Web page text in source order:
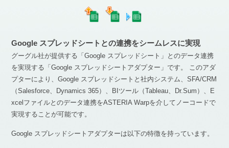
Google スプレッドシートとの連携をシームレスに実現
グーグル社が提供する「Google スプレッドシート」とのデータ連携
を実現する「Google スプレッドシートアダプター」です。 このアダ
プターにより、Google スプレッドシートと社内システム、SFA/CRM
（Salesforce、Dynamics 365）、BIツール（Tableau、Dr.Sum）、E
xcelファイルとのデータ連携をASTERIA Warpを介してノーコードで
実現することが可能です。
Google スプレッドシートアダプターは以下の特徴を持っています。